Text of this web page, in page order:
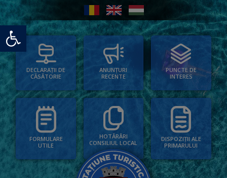
Deschide bara de unelte
DECLARAȚII DE
CĂSĂTORIE
ANUNȚURI
RECENTE
PUNCTE DE
INTERES
FORMULARE
UTILE
HOTĂRÂRI
CONSILIUL LOCAL
DISPOZIȚII ALE
PRIMARULUI